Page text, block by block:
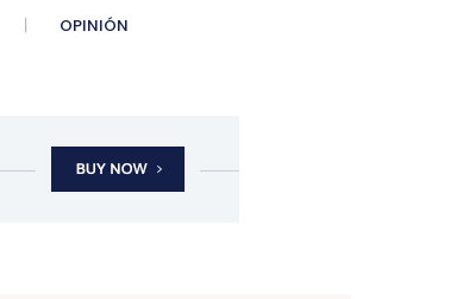
OPINIÓN